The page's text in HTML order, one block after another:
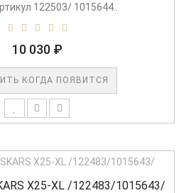
122503/ 1015644..
10 030 ₽
КОГДА ПОЯВИТСЯ
X25-XL /122483/1015643/